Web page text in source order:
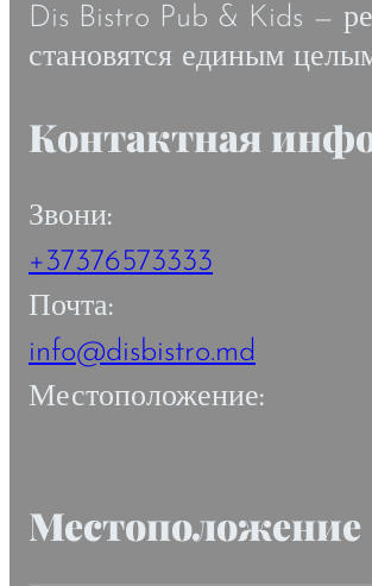
Dis Bistro Pub & Kids —
становятся единым
Контактная
Звони:
+37376573333
Почта:
info@disbistro.md
Местоположение:
Местоположение